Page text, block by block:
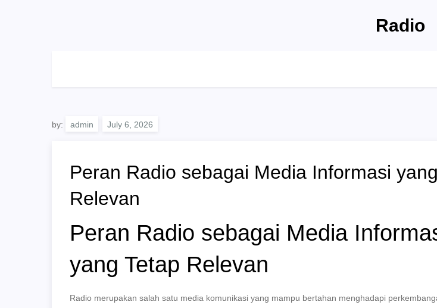
Radio
by: admin
Peran Radio sebagai Media Informasi
Relevan
Peran Radio sebagai Media
yang Tetap Relevan
Radio merupakan salah satu media komunikasi yang mampu bertahan menghadapi